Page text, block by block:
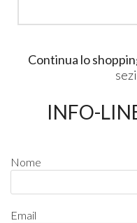
Continua lo
INFO-
Nome
Email